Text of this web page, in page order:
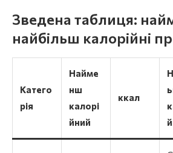
Зведена таблиця:
найбільш калорійні
Катего
рія
Найме
нш
калорі
йний
ккал